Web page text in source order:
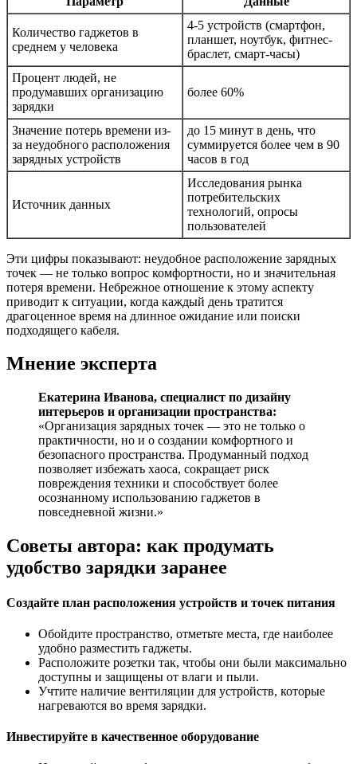
Количество гаджетов в
среднем у человека
4-5 устройств (смартфон,
планшет, ноутбук, фитнес-
браслет, смарт-часы)
Процент людей, не
продумавших организацию
зарядки
более 60%
Значение потерь времени из-
за неудобного расположения
зарядных устройств
до 15 минут в день, что
суммируется более чем в 90
часов в год
Источник данных
Исследования рынка
потребительских
технологий, опросы
пользователей
Эти цифры показывают: неудобное расположение зарядных
точек — не только вопрос комфортности, но и значительная
потеря времени. Небрежное отношение к этому аспекту
приводит к ситуации, когда каждый день тратится
драгоценное время на длинное ожидание или поиски
подходящего кабеля.
Мнение эксперта
Екатерина Иванова, специалист по дизайну
интерьеров и организации пространства:
«Организация зарядных точек — это не только о
практичности, но и о создании комфортного и
безопасного пространства. Продуманный подход
позволяет избежать хаоса, сокращает риск
повреждения техники и способствует более
осознанному использованию гаджетов в
повседневной жизни.»
Советы автора: как продумать
удобство зарядки заранее
Создайте план расположения устройств и точек питания
Обойдите пространство, отметьте места, где наиболее
удобно разместить гаджеты.
Расположите розетки так, чтобы они были максимально
доступны и защищены от влаги и пыли.
Учтите наличие вентиляции для устройств, которые
нагреваются во время зарядки.
Инвестируйте в качественное оборудование